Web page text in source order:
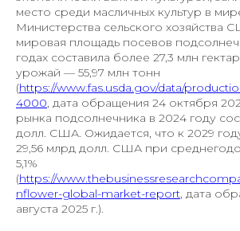
место среди масличных культур в
Министерства сельского хозяйства
мировая площадь посевов
годах составила более 27,3 млн
урожай — 55,97 млн тонн
(https://www.fas.usda.gov/data/
4000, дата обращения 24 октября
рынка подсолнечника в 2024 году
долл. США. Ожидается, что к 2029
29,56 млрд долл. США при
5,1%
(https://
nflower-global-market-report, дата
августа 2025 г.).